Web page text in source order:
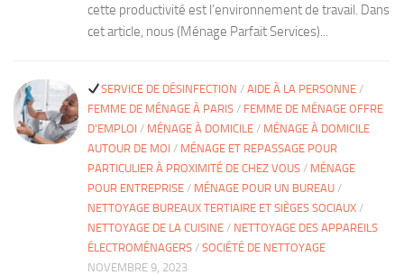
cette productivité est l’environnement de travail. Dans
cet article, nous (Ménage Parfait Services)...
SERVICE DE DÉSINFECTION / AIDE À LA PERSONNE/
FEMME DE MÉNAGE À PARIS / FEMME DE MÉNAGE OFFRE
D'EMPLOI / MÉNAGE À DOMICILE / MÉNAGE À DOMICILE
AUTOUR DE MOI / MÉNAGE ET REPASSAGE POUR
PARTICULIER À PROXIMITÉ DE CHEZ VOUS / MÉNAGE
POUR ENTREPRISE / MÉNAGE POUR UN BUREAU /
NETTOYAGE BUREAUX TERTIAIRE ET SIÈGES SOCIAUX /
NETTOYAGE DE LA CUISINE / NETTOYAGE DES APPAREILS
ÉLECTROMÉNAGERS / SOCIÉTÉ DE NETTOYAGE
NOVEMBRE 9, 2023